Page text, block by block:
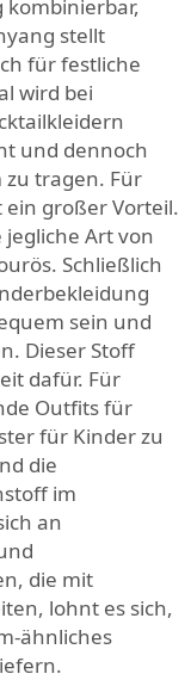
kombinierbar,
stellt
für festliche
wird bei
und dennoch
zu tragen. Für
ein großer Vorteil.
Art von
Schließlich
sein und
Dieser Stoff
dafür. Für
Outfits für
für Kinder zu
die
im
an
die mit
lohnt es sich,
ähnliches